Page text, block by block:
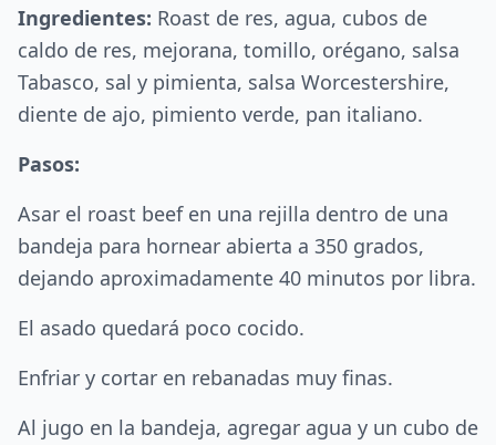
Ingredientes: Roast de res, agua, cubos de
caldo de res, mejorana, tomillo, orégano, salsa
Tabasco, sal y pimienta, salsa Worcestershire,
diente de ajo, pimiento verde, pan italiano.
Pasos:
Asar el roast beef en una rejilla dentro de una
bandeja para hornear abierta a 350 grados,
dejando aproximadamente 40 minutos por libra.
El asado quedará poco cocido.
Enfriar y cortar en rebanadas muy finas.
Al jugo en la bandeja, agregar agua y un cubo de